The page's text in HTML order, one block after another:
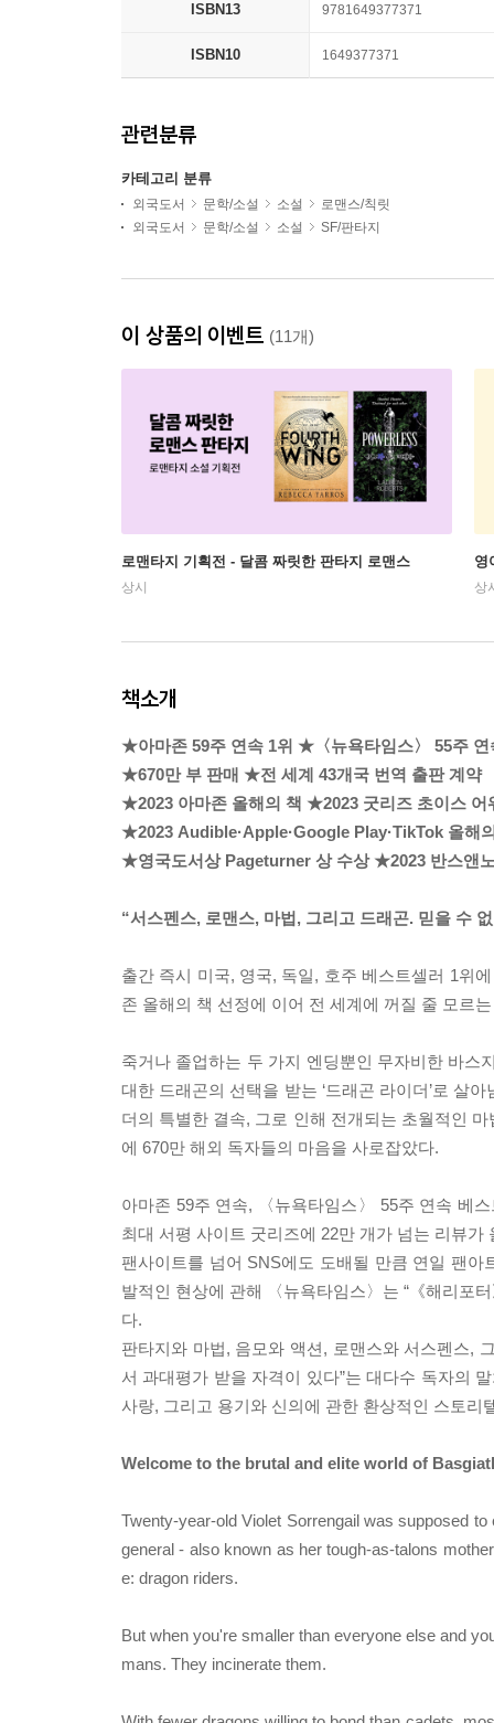
ISBN13 9781649377371
ISBN10 1649377371
관련분류
카테고리 분류
외국도서 문학/소설 소설
로맨스/칙릿
외국도서
문학/소설 소설 SF/판타지
이 상품의 이벤트 (11개)
로맨타지 기획전 - 달콤 짜릿한 판타지 로맨스
상시
영
상
책소개
★아마존 59주 연속 1위 ★〈뉴욕타임스〉 55주 연
★670만 부 판매 ★전 세계 43개국 번역 출판 계약
★2023 아마존 올해의 책 ★2023 굿리즈 초이스 어
★2023 Audible·Apple·Google Play·TikTok 올해
★영국도서상 Pageturner 상 수상 ★2023 반스앤
“서스펜스, 로맨스, 마법, 그리고 드래곤. 믿을 수
출간 즉시 미국, 영국, 독일, 호주 베스트셀러 1위
존 올해의 책 선정에 이어 전 세계에 꺼질 줄 모르
죽거나 졸업하는 두 가지 엔딩뿐인 무자비한 바스
대한 드래곤의 선택을 받는 ‘드래곤 라이더’로 살
더의 특별한 결속, 그로 인해 전개되는 초월적인
에 670만 해외 독자들의 마음을 사로잡았다.
아마존 59주 연속, 〈뉴욕타임스〉 55주 연속 베
최대 서평 사이트 굿리즈에 22만 개가 넘는 리뷰
팬사이트를 넘어 SNS에도 도배될 만큼 연일 팬아
발적인 현상에 관해 〈뉴욕타임스〉는 “《해리포
다.
판타지와 마법, 음모와 액션, 로맨스와 서스펜스,
서 과대평가 받을 자격이 있다”는 대다수 독자의
사랑, 그리고 용기와 신의에 관한 환상적인 스토리
Welcome to the brutal and elite world of
Twenty-year-old Violet Sorrengail was supposed
general - also known as her tough-as-talons
e: dragon riders.
But when you're smaller than everyone else and
mans. They incinerate them.